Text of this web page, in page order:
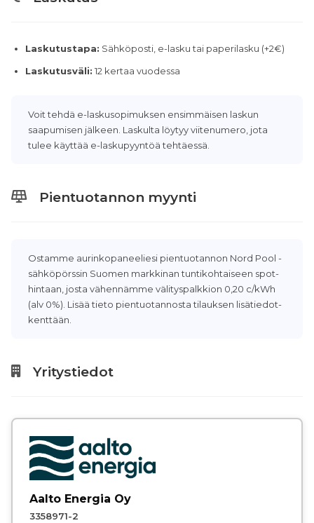
Laskutustapa: Sähköposti, e-lasku tai paperilasku (+2€)
Laskutusväli: 12 kertaa vuodessa
Voit tehdä e-laskusopimuksen ensimmäisen laskun
saapumisen jälkeen. Laskulta löytyy viitenumero, jota
tulee käyttää e-laskupyyntöä tehtäessä.
Pientuotannon myynti
Ostamme aurinkopaneeliesi pientuotannon Nord Pool -
sähköpörssin Suomen markkinan tuntikohtaiseen spot-
hintaan, josta vähennämme välityspalkkion 0,20 c/kWh
(alv 0%). Lisää tieto pientuotannosta tilauksen lisätiedot-
kenttään.
Yritystiedot
Aalto Energia Oy
3358971-2